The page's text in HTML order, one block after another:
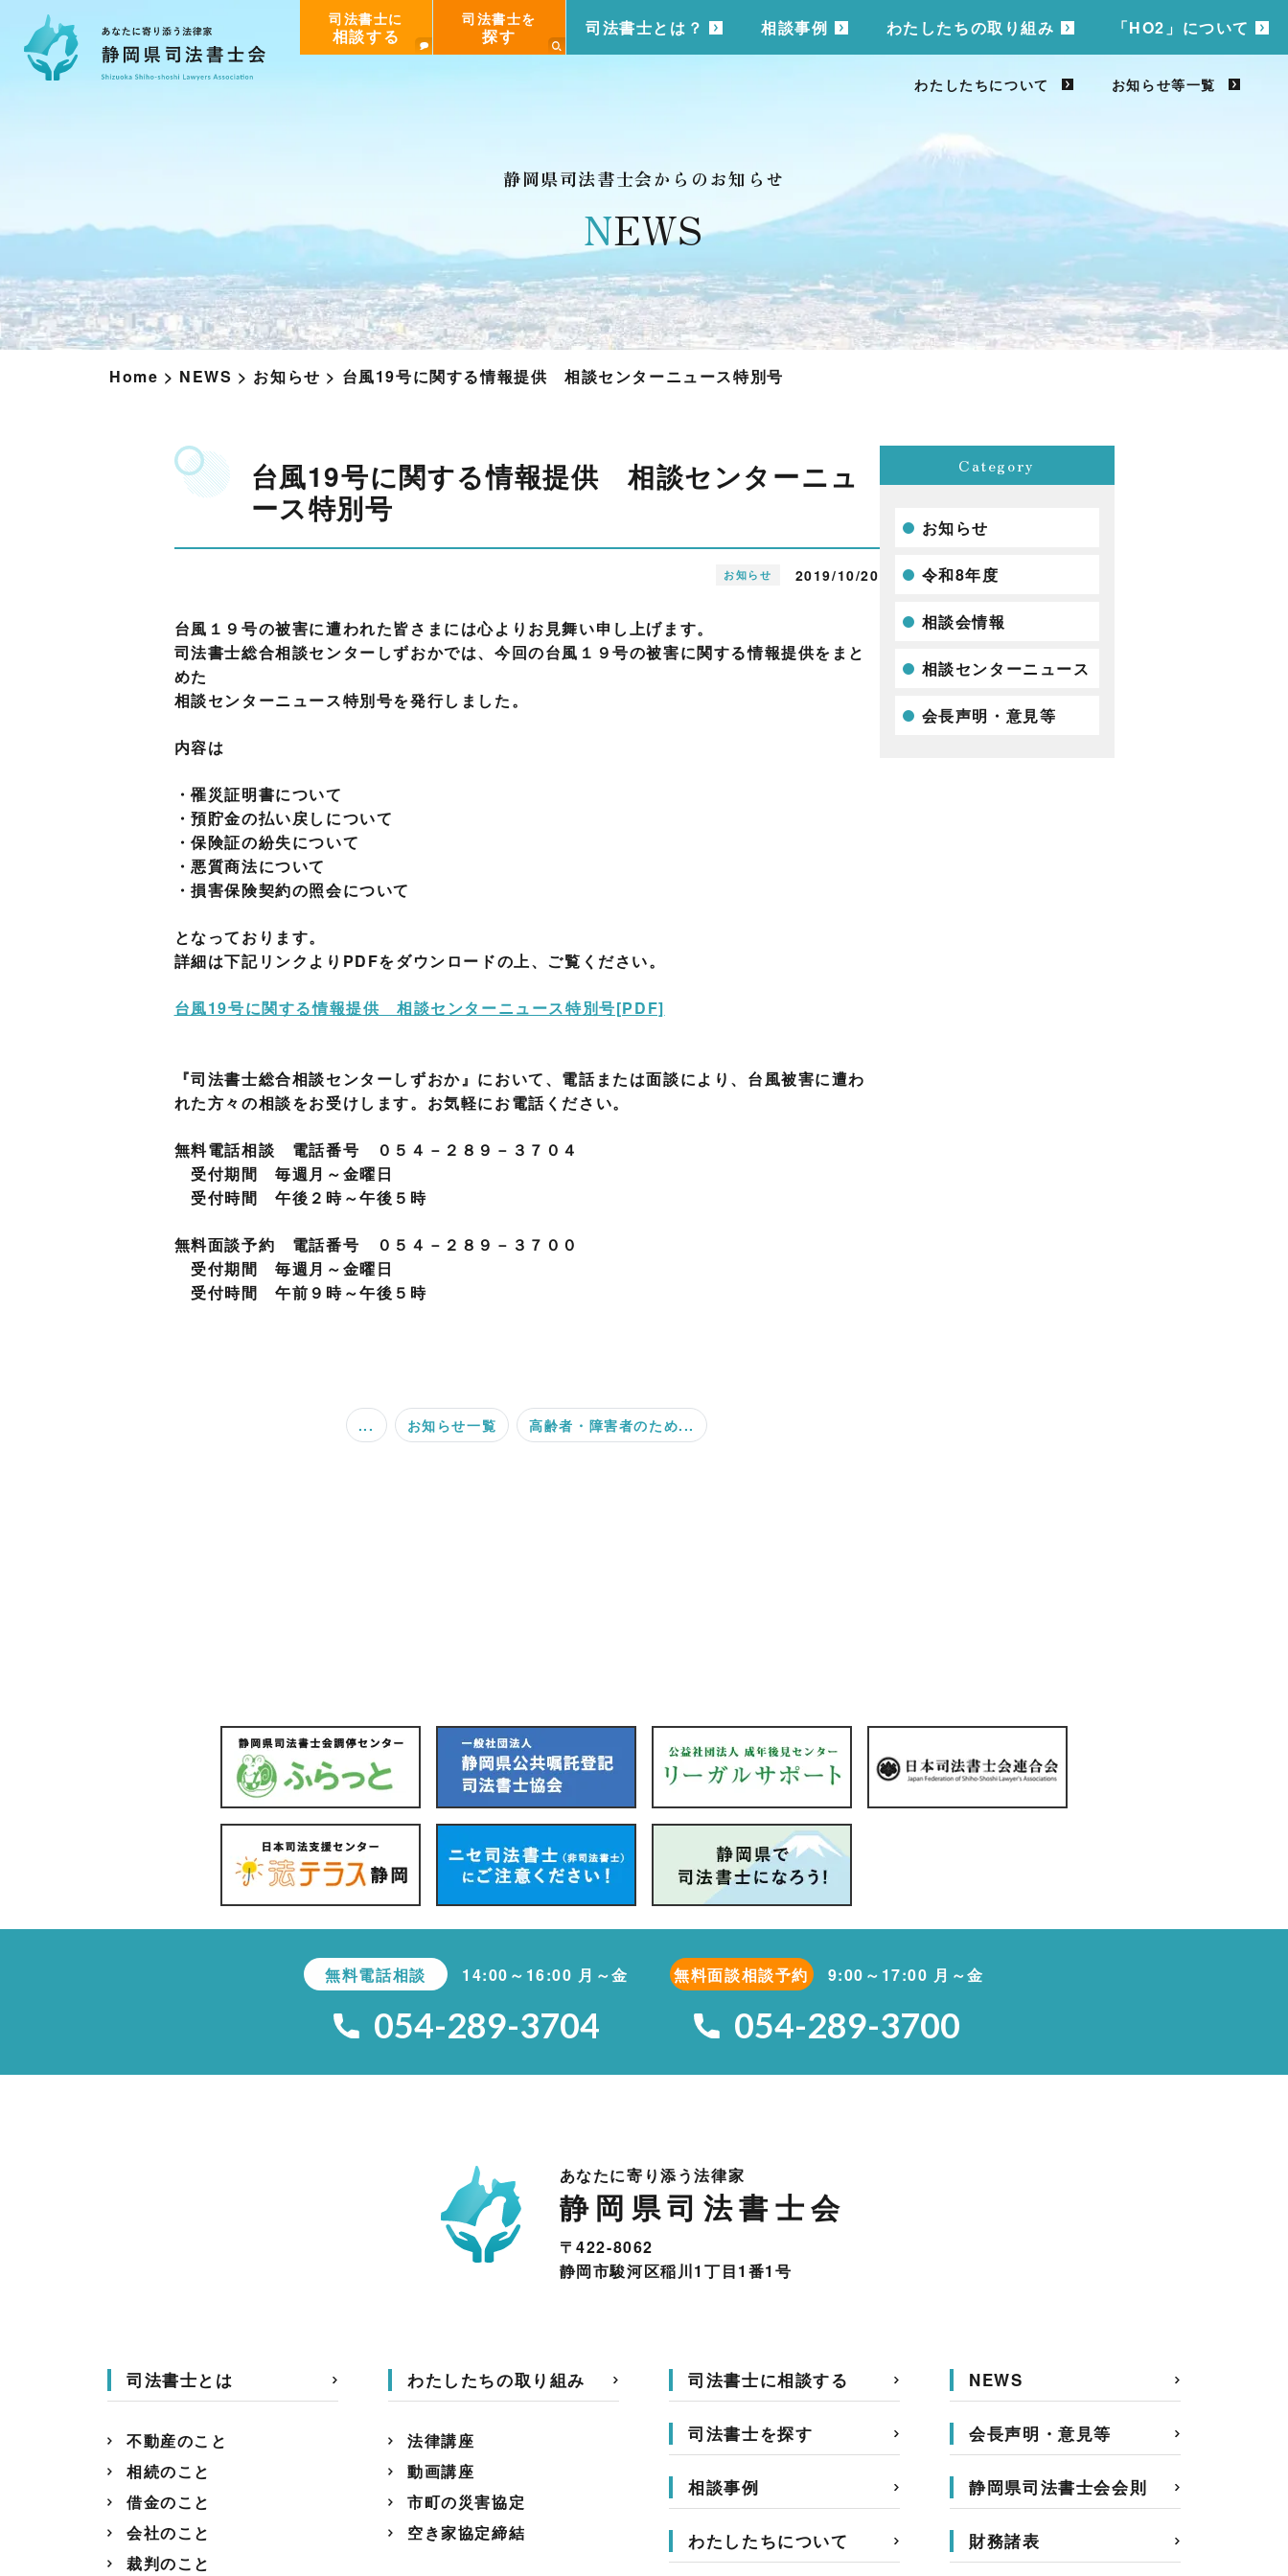
司法書士に
相談する
司法書士を
探す 司法書士とは？ 相談事例 わたしたちの取り組み 「HO2」について
わたしたちについて お知らせ等一覧
静岡県司法書士会からのお知らせ
NEWS
Home > NEWS > お知らせ > 台風19号に関する情報提供 相談センターニュース特別号
台風19号に関する情報提供 相談センターニュ
ース特別号
お知らせ 2019/10/20
台風１９号の被害に遭われた皆さまには心よりお見舞い申し上げます。
司法書士総合相談センターしずおかでは、今回の台風１９号の被害に関する情報提供をまと
めた
相談センターニュース特別号を発行しました。
内容は
・罹災証明書について
・預貯金の払い戻しについて
・保険証の紛失について
・悪質商法について
・損害保険契約の照会について
となっております。
詳細は下記リンクよりPDFをダウンロードの上、ご覧ください。
台風19号に関する情報提供 相談センターニュース特別号[PDF]
『司法書士総合相談センターしずおか』において、電話または面談により、台風被害に遭わ
れた方々の相談をお受けします。お気軽にお電話ください。
無料電話相談 電話番号 ０５４－２８９－３７０４
受付期間 毎週月～金曜日
受付時間 午後２時～午後５時
無料面談予約 電話番号 ０５４－２８９－３７００
受付期間 毎週月～金曜日
受付時間 午前９時～午後５時
... お知らせ一覧 高齢者・障害者のため...
Category
お知らせ
令和8年度
相談会情報
相談センターニュース
会長声明・意見等
無料電話相談 14:00～16:00 月～金
054-289-3704
無料面談相談予約 9:00～17:00 月～金
054-289-3700
あなたに寄り添う法律家
静岡県司法書士会
〒422-8062
静岡市駿河区稲川1丁目1番1号
司法書士とは
不動産のこと
相続のこと
借金のこと
会社のこと
裁判のこと
わたしたちの取り組み
法律講座
動画講座
市町の災害協定
空き家協定締結
司法書士に相談する
司法書士を探す
相談事例
わたしたちについて
NEWS
会長声明・意見等
静岡県司法書士会会則
財務諸表